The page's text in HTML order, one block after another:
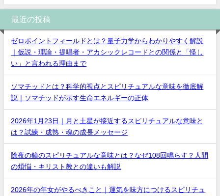
最近の投稿
ゼロポイントフィールドとは？量子力学からわかりやすく解説
｜仮説・理論・提唱者・アカシックレコードとの関係と「怪し
い」と言われる理由まで
ソマチッドとは？科学的視点とスピリチュアルな意味を徹底解
説｜ソマチッドが示す生命エネルギーの正体
2026年1月23日｜月と土星が接近するスピリチュアルな意味と
は？試練・成熟・魂の成長メッセージ
除夜の鐘のスピリチュアルな意味とは？なぜ108回鳴らす？人間
の煩悩・キリスト教との違いも解説
2026年の年女がやるべきこと｜運気を味方につけるスピリチュ